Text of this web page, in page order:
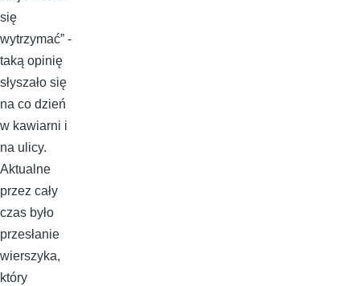
się
wytrzymać” -
taką opinię
słyszało się
na co dzień
w kawiarni i
na ulicy.
Aktualne
przez cały
czas było
przesłanie
wierszyka,
który